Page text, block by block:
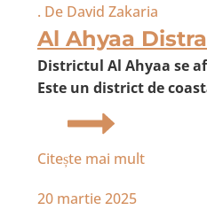
. De David Zakaria
Al Ahyaa
Districtul Al Ahyaa se
Este un district de
Citește mai mult
20 martie 2025